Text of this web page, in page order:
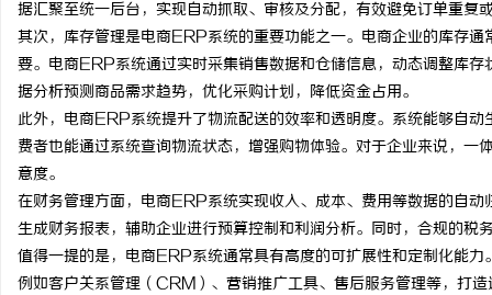
据汇聚至统一后台，实现自动抓取、审核及分配，有效避免订单重复
其次，库存管理是电商ERP系统的重要功能之一。电商企业的库存
要。电商ERP系统通过实时采集销售数据和仓储信息，动态调整库
据分析预测商品需求趋势，优化采购计划，降低资金占用。
此外，电商ERP系统提升了物流配送的效率和透明度。系统能够自
费者也能通过系统查询物流状态，增强购物体验。对于企业来说，
意度。
在财务管理方面，电商ERP系统实现收入、成本、费用等数据的自
生成财务报表，辅助企业进行预算控制和利润分析。同时，合规的税
值得一提的是，电商ERP系统通常具有高度的可扩展性和定制化能
例如客户关系管理（CRM）、营销推广工具、售后服务管理等，打